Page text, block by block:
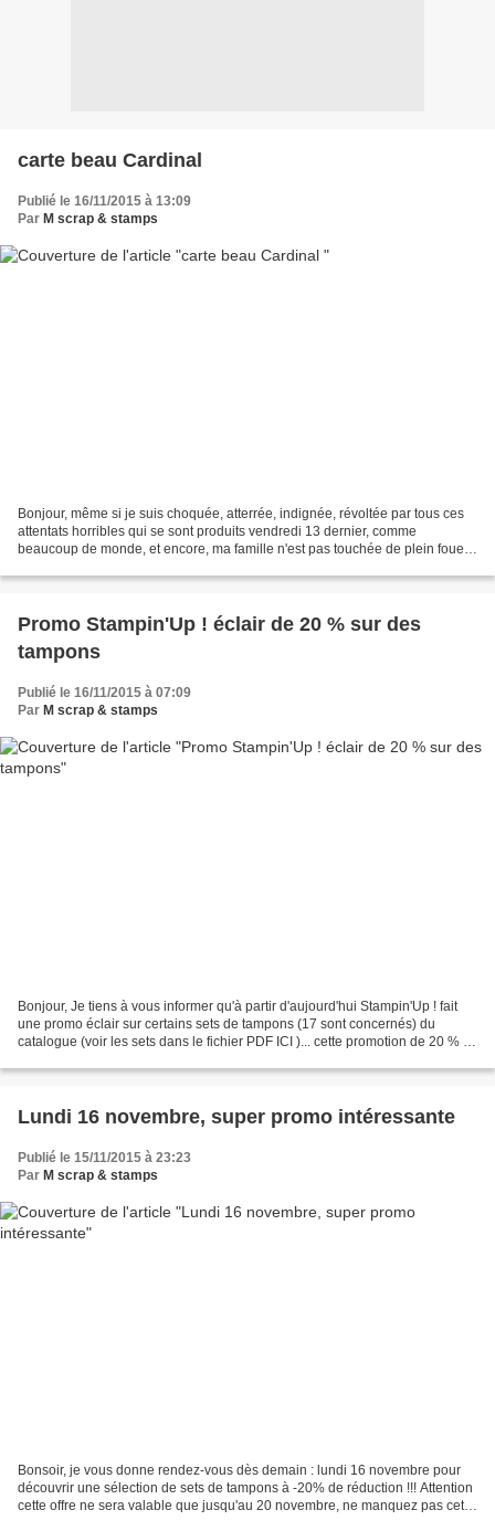
carte beau Cardinal
Publié le 16/11/2015 à 13:09
Par M scrap & stamps
Bonjour, même si je suis choquée, atterrée, indignée, révoltée par tous ces
attentats horribles qui se sont produits vendredi 13 dernier, comme
beaucoup de monde, et encore, ma famille n'est pas touchée de plein fouet
Promo Stampin'Up ! éclair de 20 % sur des
tampons
Publié le 16/11/2015 à 07:09
Par M scrap & stamps
Bonjour, Je tiens à vous informer qu'à partir d'aujourd'hui Stampin'Up ! fait
une promo éclair sur certains sets de tampons (17 sont concernés) du
catalogue (voir les sets dans le fichier PDF ICI )... cette promotion de 20 % va
Lundi 16 novembre, super promo intéressante
Publié le 15/11/2015 à 23:23
Par M scrap & stamps
Bonsoir, je vous donne rendez-vous dès demain : lundi 16 novembre pour
découvrir une sélection de sets de tampons à -20% de réduction !!! Attention
cette offre ne sera valable que jusqu'au 20 novembre, ne manquez pas cette